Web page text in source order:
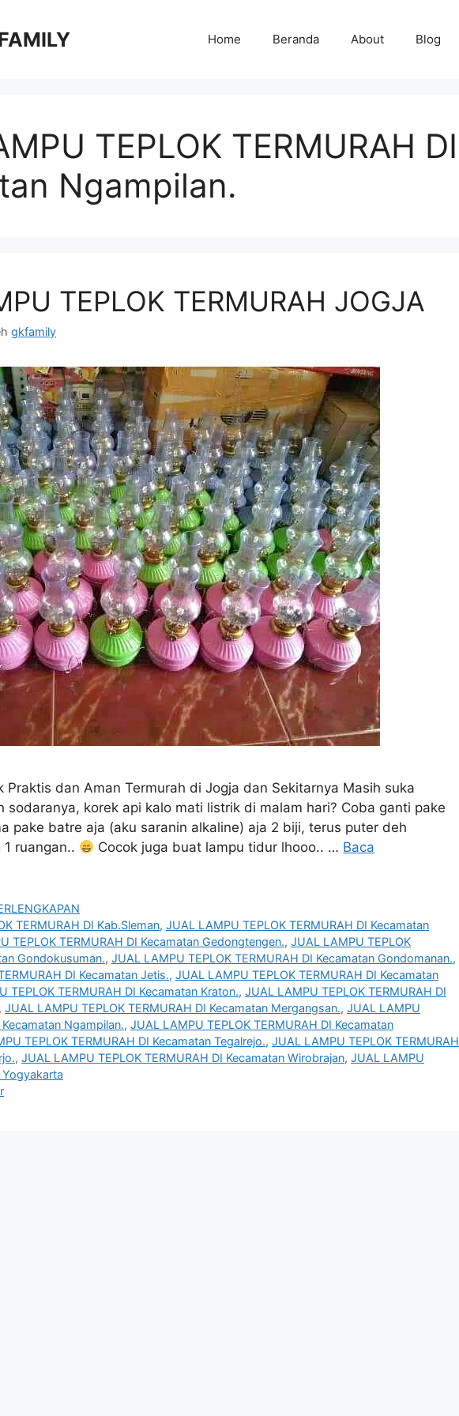
Home Beranda About Blog
TEPLOK TERMURAH DI
Ngampilan.
TEPLOK TERMURAH JOGJA
gkfamily
Praktis dan Aman Termurah di Jogja dan Sekitarnya Masih suka
sodaranya, korek api kalo mati listrik di malam hari? Coba ganti pake
pake batre aja (aku saranin alkaline) aja 2 biji, terus puter deh
ruangan..
Cocok juga buat lampu tidur lhooo.. … Baca
TERMURAH DI Kab.Sleman,JUAL LAMPU TEPLOK TERMURAH DI Kecamatan
TEPLOK TERMURAH DI Kecamatan Gedongtengen., JUAL LAMPU TEPLOK
Gondokusuman., JUAL LAMPU TEPLOK TERMURAH DI Kecamatan Gondomanan.,
DI Kecamatan Jetis., JUAL LAMPU TEPLOK TERMURAH DI Kecamatan
TEPLOK TERMURAH DI Kecamatan Kraton., JUAL LAMPU TEPLOK TERMURAH DI
, JUAL LAMPU TEPLOK TERMURAH DI Kecamatan Mergangsan., JUAL LAMPU
Ngampilan., JUAL LAMPU TEPLOK TERMURAH DI Kecamatan
TEPLOK TERMURAH DI Kecamatan Tegalrejo., JUAL LAMPU TEPLOK TERMURAH
, JUAL LAMPU TEPLOK TERMURAH DI Kecamatan Wirobrajan, JUAL LAMPU
Yogyakarta